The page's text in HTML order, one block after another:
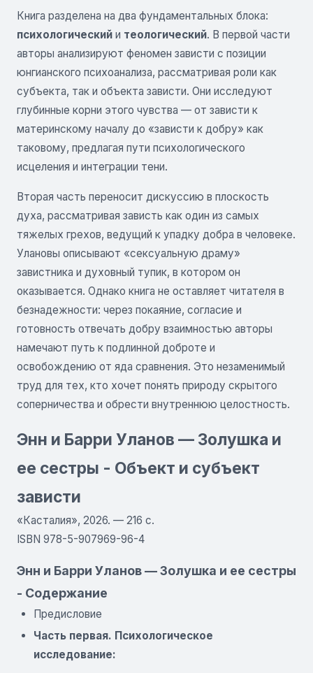
Книга разделена на два фундаментальных блока:
психологический и теологический. В первой части
авторы анализируют феномен зависти с позиции
юнгианского психоанализа, рассматривая роли как
субъекта, так и объекта зависти. Они исследуют
глубинные корни этого чувства — от зависти к
материнскому началу до «зависти к добру» как
таковому, предлагая пути психологического
исцеления и интеграции тени.
Вторая часть переносит дискуссию в плоскость
духа, рассматривая зависть как один из самых
тяжелых грехов, ведущий к упадку добра в человеке.
Улановы описывают «сексуальную драму»
завистника и духовный тупик, в котором он
оказывается. Однако книга не оставляет читателя в
безнадежности: через покаяние, согласие и
готовность отвечать добру взаимностью авторы
намечают путь к подлинной доброте и
освобождению от яда сравнения. Это незаменимый
труд для тех, кто хочет понять природу скрытого
соперничества и обрести внутреннюю целостность.
Энн и Барри Уланов — Золушка и
ее сестры - Объект и субъект
зависти
«Касталия», 2026. — 216 с.
ISBN 978-5-907969-96-4
Энн и Барри Уланов — Золушка и ее сестры
- Содержание
Предисловие
Часть первая. Психологическое
исследование: